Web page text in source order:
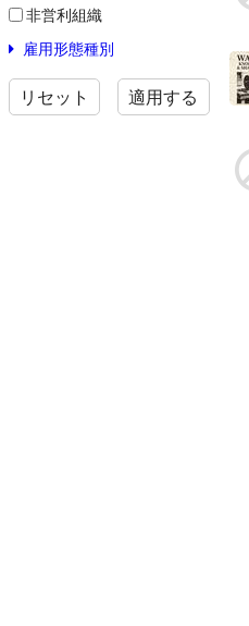
非営利組織
雇用形態種別
リセット 適用する